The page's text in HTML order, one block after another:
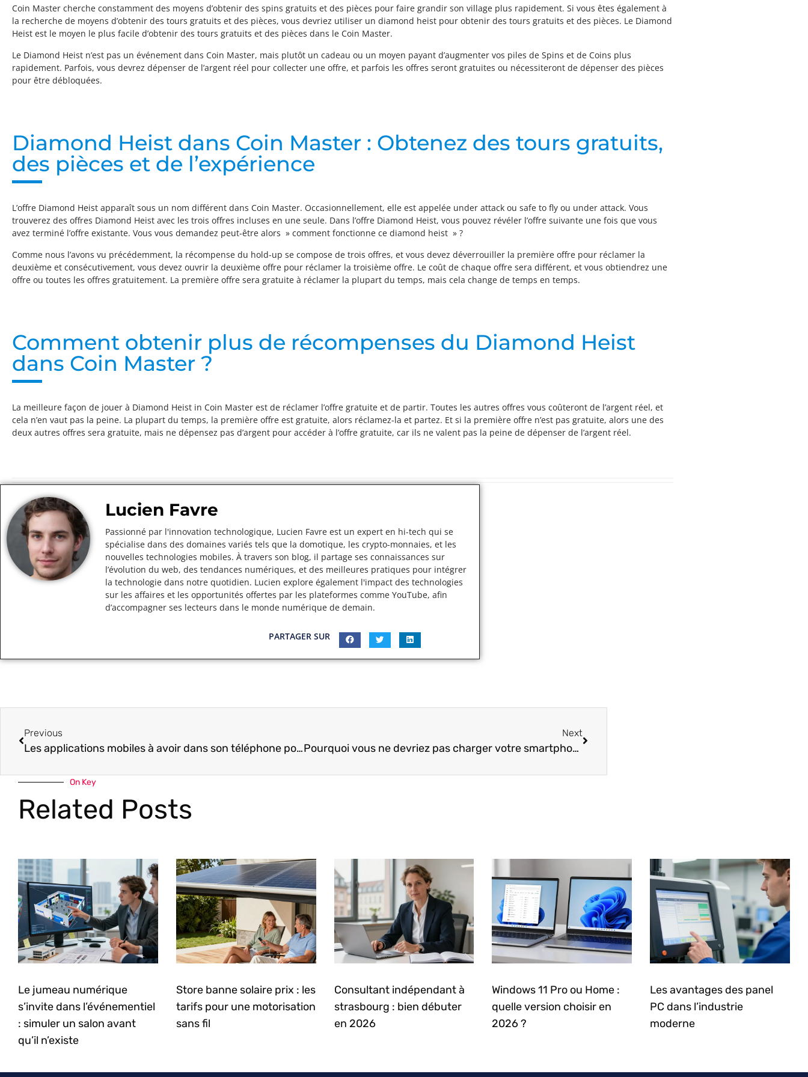
Coin Master cherche constamment des moyens d’obtenir des spins gratuits et des pièces pour faire grandir son village plus rapidement. Si vous êtes également à
la recherche de moyens d’obtenir des tours gratuits et des pièces, vous devriez utiliser un diamond heist pour obtenir des tours gratuits et des pièces. Le Diamond
Heist est le moyen le plus facile d’obtenir des tours gratuits et des pièces dans le Coin Master.
Le Diamond Heist n’est pas un événement dans Coin Master, mais plutôt un cadeau ou un moyen payant d’augmenter vos piles de Spins et de Coins plus
rapidement. Parfois, vous devrez dépenser de l’argent réel pour collecter une offre, et parfois les offres seront gratuites ou nécessiteront de dépenser des pièces
pour être débloquées.
Diamond Heist dans Coin Master : Obtenez des tours gratuits,
des pièces et de l’expérience
L’offre Diamond Heist apparaît sous un nom différent dans Coin Master. Occasionnellement, elle est appelée under attack ou safe to fly ou under attack. Vous
trouverez des offres Diamond Heist avec les trois offres incluses en une seule. Dans l’offre Diamond Heist, vous pouvez révéler l’offre suivante une fois que vous
avez terminé l’offre existante. Vous vous demandez peut-être alors » comment fonctionne ce diamond heist » ?
Comme nous l’avons vu précédemment, la récompense du hold-up se compose de trois offres, et vous devez déverrouiller la première offre pour réclamer la
deuxième et consécutivement, vous devez ouvrir la deuxième offre pour réclamer la troisième offre. Le coût de chaque offre sera différent, et vous obtiendrez une
offre ou toutes les offres gratuitement. La première offre sera gratuite à réclamer la plupart du temps, mais cela change de temps en temps.
Comment obtenir plus de récompenses du Diamond Heist
dans Coin Master ?
La meilleure façon de jouer à Diamond Heist in Coin Master est de réclamer l’offre gratuite et de partir. Toutes les autres offres vous coûteront de l’argent réel, et
cela n’en vaut pas la peine. La plupart du temps, la première offre est gratuite, alors réclamez-la et partez. Et si la première offre n’est pas gratuite, alors une des
deux autres offres sera gratuite, mais ne dépensez pas d’argent pour accéder à l’offre gratuite, car ils ne valent pas la peine de dépenser de l’argent réel.
Lucien Favre
Passionné par l'innovation technologique, Lucien Favre est un expert en hi-tech qui se
spécialise dans des domaines variés tels que la domotique, les crypto-monnaies, et les
nouvelles technologies mobiles. À travers son blog, il partage ses connaissances sur
l’évolution du web, des tendances numériques, et des meilleures pratiques pour intégrer
la technologie dans notre quotidien. Lucien explore également l'impact des technologies
sur les affaires et les opportunités offertes par les plateformes comme YouTube, afin
d’accompagner ses lecteurs dans le monde numérique de demain.
PARTAGER SUR
Previous
Les applications mobiles à avoir dans son téléphone pour le quotidien
Next
Pourquoi vous ne devriez pas charger votre smartphone pendant la nuit ?
On Key
Related Posts
Le jumeau numérique
s’invite dans l’événementiel
: simuler un salon avant
qu’il n’existe
Store banne solaire prix : les
tarifs pour une motorisation
sans fil
Consultant indépendant à
strasbourg : bien débuter
en 2026
Windows 11 Pro ou Home :
quelle version choisir en
2026 ?
Les avantages des panel
PC dans l’industrie
moderne